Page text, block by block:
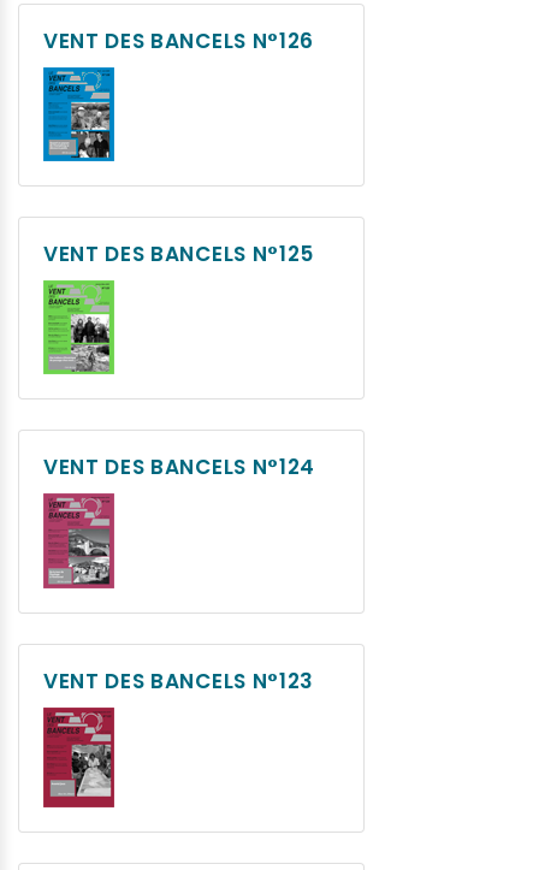
VENT DES BANCELS N°126
VENT DES BANCELS N°125
VENT DES BANCELS N°124
VENT DES BANCELS N°123